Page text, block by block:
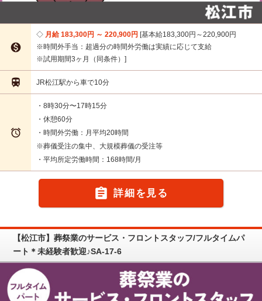

月給 183,300円 ～ 220,900円 基本給183,300円～220,900円
※時間外手当：超過分の時間外労働は実績に応じて支給
※試用期間3ヶ月（同条件）
 JR松江駅から車で10分

・8時30分〜17時15分
・休憩60分
・時間外労働：月平均20時間
※葬儀受注の集中、大規模葬儀の受注等
・平均所定労働時間：168時間/月
 詳細を見る
【松江市】葬祭業のサービス・フロントスタッフ/フルタイムパ
ート＊未経験者歓迎♪SA-17-6